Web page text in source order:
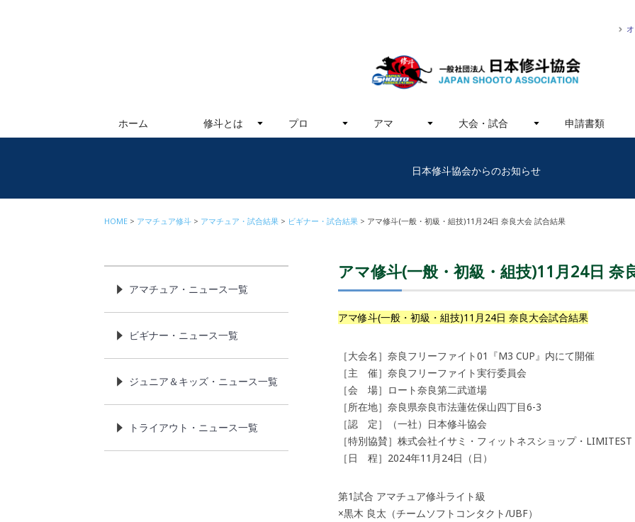
ホーム 修斗とは プロ アマ 大会・試合 申請書類
日本修斗協会からのお知らせ
HOME アマチュア修斗 アマチュア・試合結果 ビギナー・試合結果 アマ修斗(一般・初級・組技)11月24日 奈良大会 試合結果
アマ修斗(一般・初級・組技)11月24日 奈
アマ修斗(一般・初級・組技)11月24日 奈良大会試合結果
［大会名］奈良フリーファイト01『M3 CUP』内にて開催
［主 催］奈良フリーファイト実行委員会
［会 場］ロート奈良第二武道場
［所在地］奈良県奈良市法蓮佐保山四丁目6-3
［認 定］（一社）日本修斗協会
［特別協賛］株式会社イサミ・フィットネスショップ・
［日 程］2024年11月24日（日）
第1試合 アマチュア修斗ライト級
×黒木 良太（チームソフトコンタクト/UBF）
アマチュア・ニュース一覧
ビギナー・ニュース一覧
ジュニア＆キッズ・ニュース一覧
トライアウト・ニュース一覧